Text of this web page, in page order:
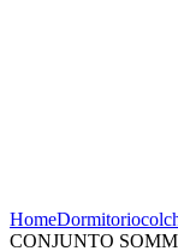
HomeDormitorio
CONJUNTO